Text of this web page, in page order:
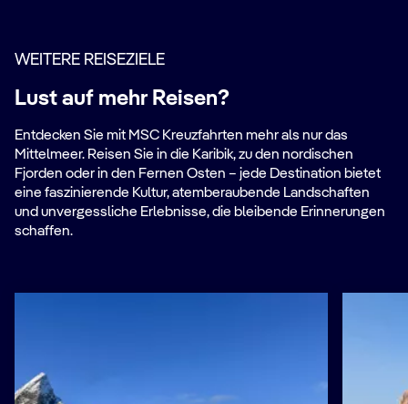
WEITERE REISEZIELE
Lust auf mehr Reisen?
Entdecken Sie mit MSC Kreuzfahrten mehr als nur das
Mittelmeer. Reisen Sie in die Karibik, zu den nordischen
Fjorden oder in den Fernen Osten – jede Destination bietet
eine faszinierende Kultur, atemberaubende Landschaften
und unvergessliche Erlebnisse, die bleibende Erinnerungen
schaffen.